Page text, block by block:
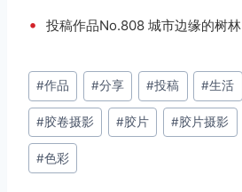
• 投稿作品No.808 城市边缘的树林
文
章
标
签：
#作品 #分享 #投稿 #生活
#胶卷摄影 #胶片 #胶片摄影
#色彩